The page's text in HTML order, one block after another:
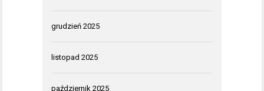
grudzień 2025
listopad 2025
październik 2025